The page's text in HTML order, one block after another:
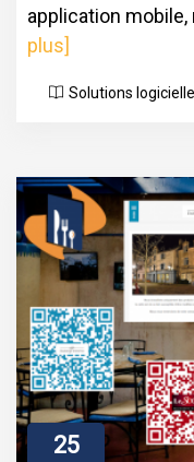
application
plus]
Solutions
25